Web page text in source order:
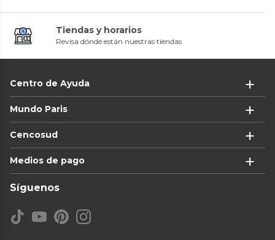
Tiendas y horarios
Revisa dónde están nuestras tiendas
Centro de Ayuda
Mundo Paris
Cencosud
Medios de pago
Síguenos